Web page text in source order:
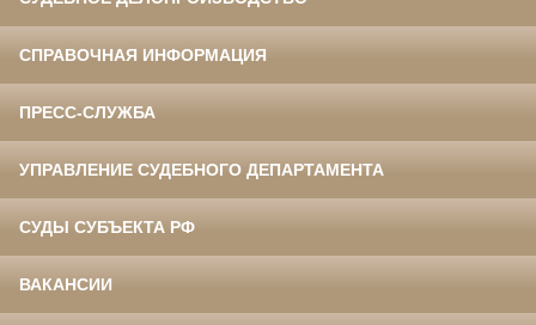
СПРАВОЧНАЯ ИНФОРМАЦИЯ
ПРЕСС-СЛУЖБА
УПРАВЛЕНИЕ СУДЕБНОГО ДЕПАРТАМЕНТА
СУДЫ СУБЪЕКТА РФ
ВАКАНСИИ